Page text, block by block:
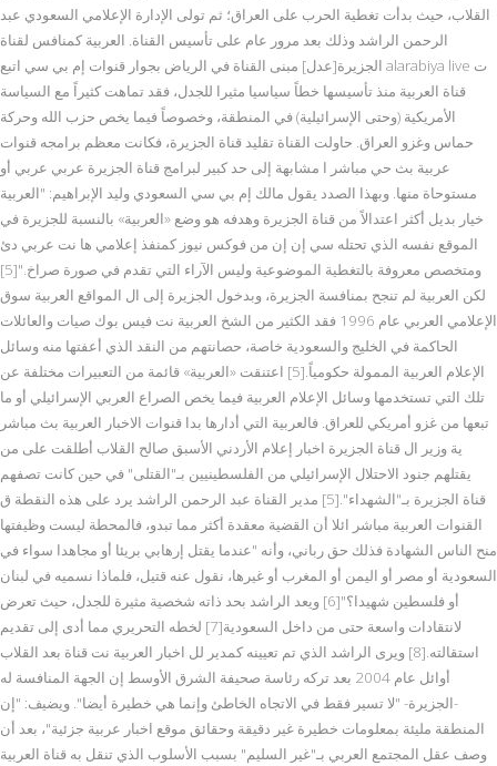
القلاب، حيث بدأت تغطية الحرب على العراق؛ ثم تولى الإدارة الإعلامي السعودي عبد
الرحمن الراشد وذلك بعد مرور عام على تأسيس القناة. العربية كمنافس لقناة
الجزيرة[عدل] مبنى القناة في الرياض بجوار قنوات إم بي سي اتبع alarabiya live ت
قناة العربية منذ تأسيسها خطاً سياسيا مثيرا للجدل، فقد تماهت كثيراً مع السياسة
الأمريكية (وحتى الإسرائيلية) في المنطقة، وخصوصاً فيما يخص حزب الله وحركة
حماس وغزو العراق. حاولت القناة تقليد قناة الجزيرة، فكانت معظم برامجه قنوات
عربية بث حي مباشر ا مشابهة إلى حد كبير لبرامج قناة الجزيرة عربي عربي أو
مستوحاة منها. وبهذا الصدد يقول مالك إم بي سي السعودي وليد الإبراهيم: "العربية
خيار بديل أكثر اعتدالاً من قناة الجزيرة وهدفه هو وضع «العربية» بالنسبة للجزيرة في
الموقع نفسه الذي تحتله سي إن إن من فوكس نيوز كمنفذ إعلامي ها نت عربي دئ
ومتخصص معروفة بالتغطية الموضوعية وليس الآراء التي تقدم في صورة صراخ."[5]
لكن العربية لم تنجح بمنافسة الجزيرة، وبدخول الجزيرة إلى ال المواقع العربية سوق
الإعلامي العربي عام 1996 فقد الكثير من الشخ العربية نت فيس بوك صيات والعائلات
الحاكمة في الخليج والسعودية خاصة، حصانتهم من النقد الذي أعفتها منه وسائل
الإعلام العربية الممولة حكومياً.[5] اعتنقت «العربية» قائمة من التعبيرات مختلفة عن
تلك التي تستخدمها وسائل الإعلام العربية فيما يخص الصراع العربي الإسرائيلي أو ما
تبعها من غزو أمريكي للعراق. فالعربية التي أدارها بدا قنوات الاخبار العربية بث مباشر
ية وزير ال قناة الجزيرة اخبار إعلام الأردني الأسبق صالح القلاب أطلقت على من
يقتلهم جنود الاحتلال الإسرائيلي من الفلسطينيين بـ"القتلى" في حين كانت تصفهم
قناة الجزيرة بـ"الشهداء".[5] مدير القناة عبد الرحمن الراشد يرد على هذه النقطة ق
القنوات العربية مباشر ائلا أن القضية معقدة أكثر مما تبدو، فالمحطة ليست وظيفتها
منح الناس الشهادة فذلك حق رباني، وأنه "عندما يقتل إرهابي بريئا أو مجاهدا سواء في
السعودية أو مصر أو اليمن أو المغرب أو غيرها، نقول عنه قتيل، فلماذا نسميه في لبنان
أو فلسطين شهيدا؟"[6] ويعد الراشد بحد ذاته شخصية مثيرة للجدل، حيث تعرض
لانتقادات واسعة حتى من داخل السعودية[7] لخطه التحريري مما أدى إلى تقديم
استقالته.[8] ويرى الراشد الذي تم تعيينه كمدير لل اخبار العربية نت قناة بعد القلاب
أوائل عام 2004 بعد تركه رئاسة صحيفة الشرق الأوسط إن الجهة المنافسة له
-الجزيرة- "لا تسير فقط في الاتجاه الخاطئ وإنما هي خطيرة أيضا". ويضيف: "إن
المنطقة مليئة بمعلومات خطيرة غير دقيقة وحقائق موقع اخبار عربية جزئية"، بعد أن
وصف عقل المجتمع العربي بـ"غير السليم" بسبب الأسلوب الذي تنقل به قناة العربية